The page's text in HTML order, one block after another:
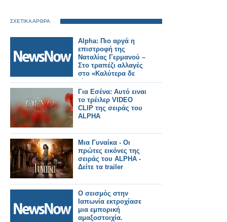
ΣΧΕΤΙΚΑ ΑΡΘΡΑ
Alpha: Πιο αργά η
επιστροφή της
Ναταλίας Γερμανού –
Στο τραπέζι αλλαγές
στο «Καλύτερα δε
γίνεται»
Για Εσένα: Αυτό ειναι
το τρέιλερ VIDEO
CLIP της σειράς του
ALPHA
Μια Γυναίκα - Οι
πρώτες εικόνες της
σειράς του ALPHA -
Δείτε τα trailer
Ο σεισμός στην
Ιαπωνία εκτροχίασε
μια εμπορική
αμαξοστοιχία.